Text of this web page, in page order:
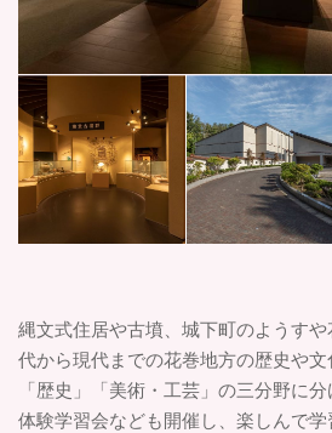
縄文式住居や古墳、城下町のようす
代から現代までの花巻地方の歴史や文
「歴史」「美術・工芸」の三分野に
体験学習会なども開催し、楽しんで